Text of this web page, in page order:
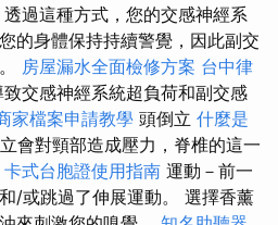
過這種方式，您的交感神經系
的身體保持持續警覺，因此副交
房屋漏水全面檢修方案 台中律
致交感神經系統超負荷和副交感
家檔案申請教學 頭倒立 什麼是
會對頸部造成壓力，脊椎的這一
卡式台胞證使用指南 運動－前一
/或跳過了伸展運動。 選擇香薰